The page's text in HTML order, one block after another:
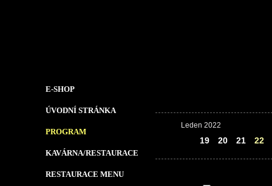
E-SHOP
ÚVODNÍ STRÁNKA
PROGRAM
KAVÁRNA/RESTAURACE
RESTAURACE MENU
Leden 2022
19 20 21 22